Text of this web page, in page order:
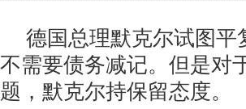
德国总理默克尔试图
不需要债务减记。但是对
题，默克尔持保留态度。